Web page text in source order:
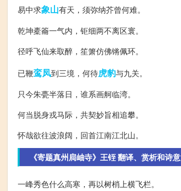
易中求象山有天，须弥纳芥曾何难。
乾坤橐籥一气内，钜细两不离区寰。
径呼飞仙来取醉，笙箫仿佛锵佩环。
已鞭鸾凤到三境，何待虎豹与九关。
只今朱甍半落日，谁系画舸临湾。
何当脱身戎马际，共契妙旨相追攀。
怀哉欲往波浪阔，回首江南江北山。
《寄题真州扃岫寺》王铚 翻译、赏析和诗意
一峰秀色什么高寒，再以树梢上横飞栏。